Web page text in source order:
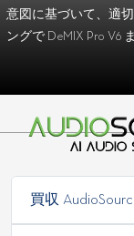
意図に基づいて、適
ングで DeMIX Pro V6
買収